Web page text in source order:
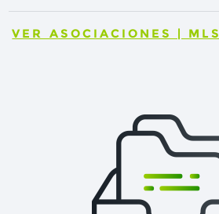
VER ASOCIACIONES | MLS